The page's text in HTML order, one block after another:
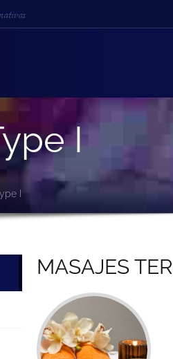
I
I
MASAJES